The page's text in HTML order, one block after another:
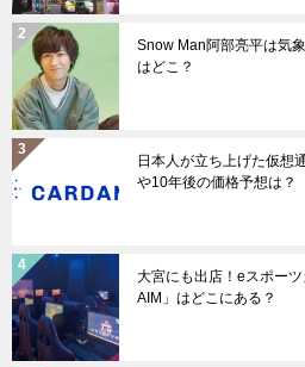
Snow Man阿部亮平は気
はどこ？
日本人が立ち上げた仮想
や10年後の価格予想は？
大宮にも出店！eスポー
AIM」はどこにある？